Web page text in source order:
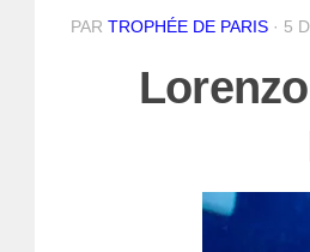
PAR TROPHÉE DE PARIS · 5